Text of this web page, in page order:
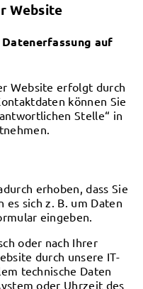
Website
auf
Website erfolgt durch
können Sie
Stelle“ in
erhoben, dass Sie
sich z. B. um Daten
eingeben.
oder nach Ihrer
durch unsere IT-
technische Daten
oder Uhrzeit des